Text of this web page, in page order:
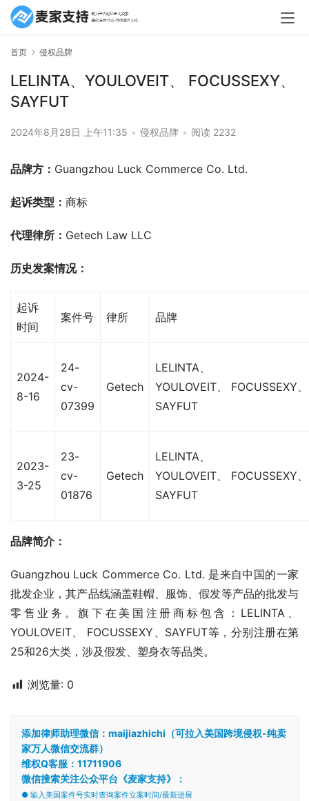
首页 侵权品牌
LELINTA、YOULOVEIT、 FOCUSSEXY、
SAYFUT
2024年8月28日 上午11:35 • 侵权品牌 • 阅读 2232
品牌方： Guangzhou Luck Commerce Co. Ltd.
起诉类型： 商标
代理律所： Getech Law LLC
历史发案情况：
起诉
时间
案件号 律所 品牌
2024-
8-16
24-
cv-
07399
Getech
LELINTA、
YOULOVEIT、 FOCUSSEXY、
SAYFUT
2023-
3-25
23-
cv-
01876
Getech
LELINTA、
YOULOVEIT、 FOCUSSEXY、
SAYFUT
品牌简介：
Guangzhou Luck Commerce Co. Ltd. 是来自中国的一家
批发企业，其产品线涵盖鞋帽、服饰、假发等产品的批发与
零售业务。旗下在美国注册商标包含：LELINTA、
YOULOVEIT、 FOCUSSEXY、SAYFUT等，分别注册在第
25和26大类，涉及假发、塑身衣等品类。
浏览量: 0
添加律师助理微信：maijiazhichi（可拉入美国跨境侵权-纯卖
家万人微信交流群）
维权Q客服：11711906
微信搜索关注公众平台《麦家支持》：
● 输入美国案件号实时查询案件立案时间/最新进展